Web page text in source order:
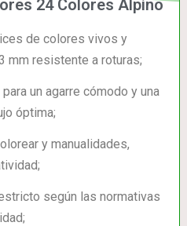
24 Colores Alpino
de colores vivos y
mm resistente a roturas;
un agarre cómodo y una
óptima;
y manualidades,
según las normativas